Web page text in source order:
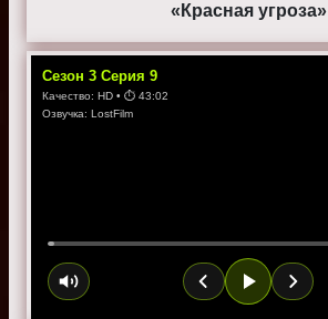
«Красная угроза»
Сезон 3 Серия 9
Качество: HD • ⏱ 43:02
Озвучка: LostFilm